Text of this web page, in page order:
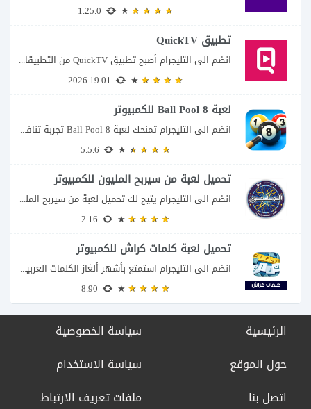
تطبيق QuickTV
انضم الى التليجرام أصبح تطبيق QuickTV من التطبيقات التي تستهدف محبي المسلسلات السريعة، إذ...
لعبة 8 Ball Pool للكمبيوتر
انضم الى التليجرام تمنحك لعبة 8 Ball Pool تجربة تنافسية ممتعة تجمع بين دقة...
تحميل لعبة من سيربح المليون للكمبيوتر
انضم الى التليجرام يتيح لك تحميل لعبة من سيربح المليون للكمبيوتر خوض تجربة مسابقات...
تحميل لعبة كلمات كراش للكمبيوتر
انضم الى التليجرام استمتع بأشهر ألغاز الكلمات العربية على شاشة الكمبيوتر يتيح لك تحميل...
الرئيسية
حول الموقع
اتصل بنا
سياسة الخصوصية
سياسة الاستخدام
ملفات تعريف الارتباط